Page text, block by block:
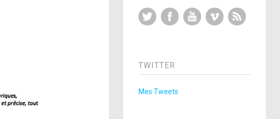
Twitter FacebookYouTubeVimeo
TWITTER
Mes Tweets